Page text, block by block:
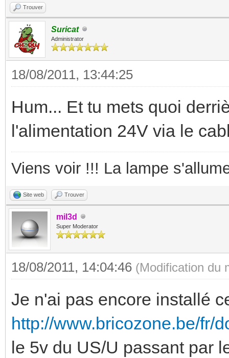
Trouver
Suricat
Administrator
18/08/2011, 13:44:25
Hum... Et tu mets quoi
l'alimentation 24V via le
Viens voir !!! La lampe
Site web Trouver
mil3d
Super Moderator
18/08/2011, 14:04:46 (Modification du
Je n'ai pas encore installé
http://www.bricozone.be/fr/
le 5v du US/U passant par